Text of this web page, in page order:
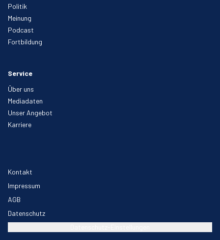
Politik
Meinung
Podcast
Fortbildung
Service
Über uns
Mediadaten
Unser Angebot
Karriere
Kontakt
Impressum
AGB
Datenschutz